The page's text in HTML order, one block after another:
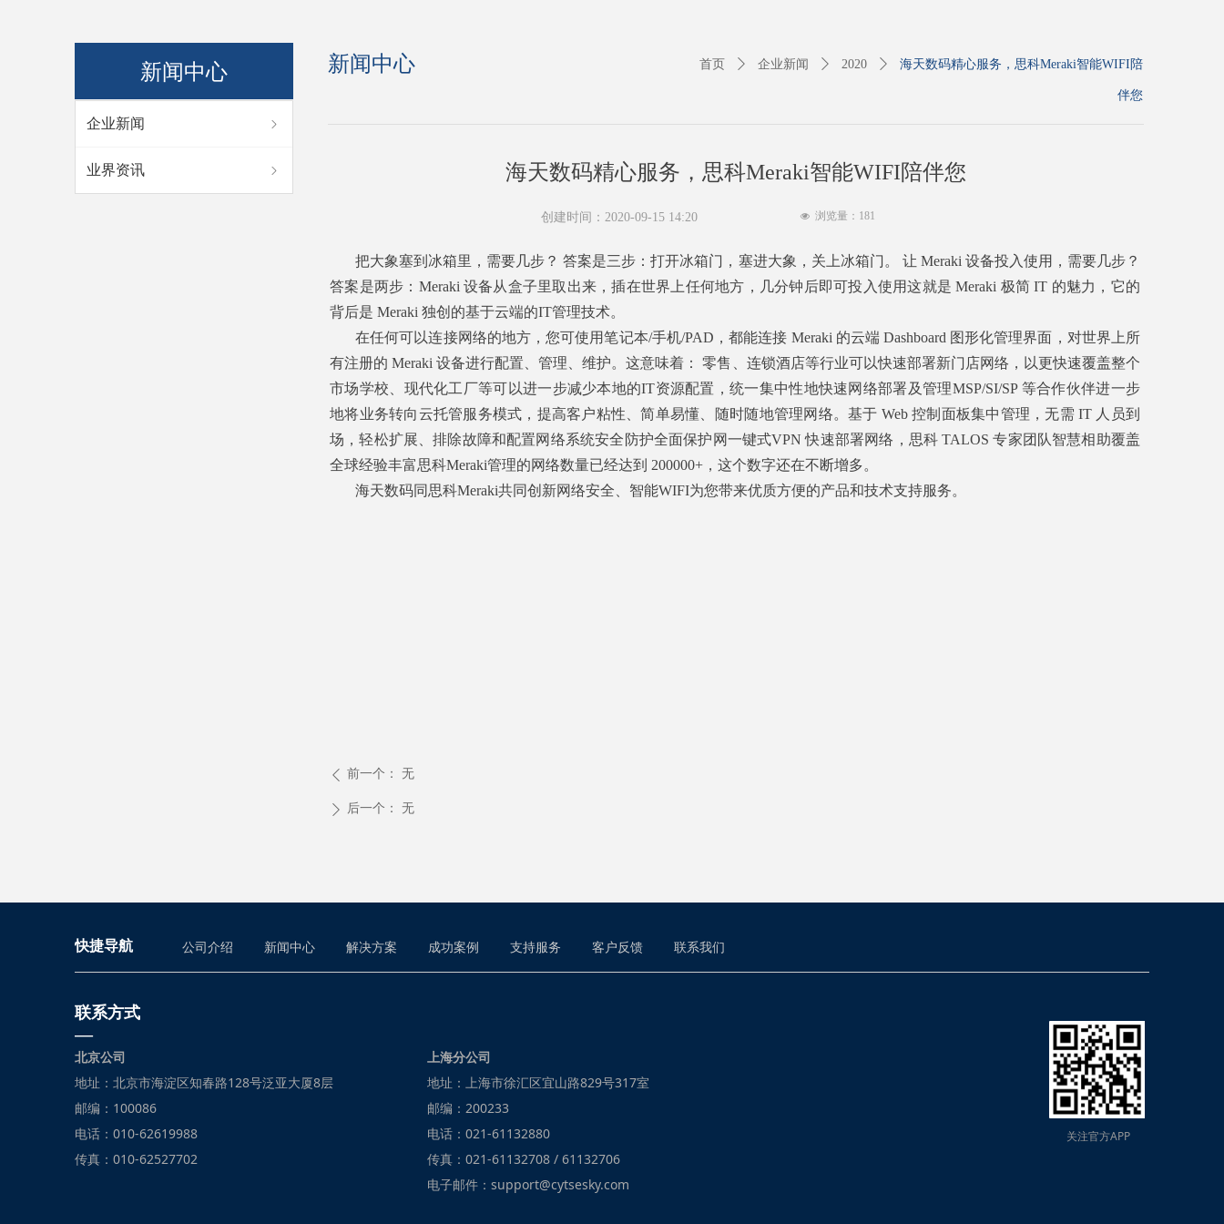
首页 ꄲ 企业新闻 ꄲ 2020 ꄲ 海天数码精心服务，思科Meraki智能WIFI陪
伴您
新闻中心
海天数码精心服务，思科Meraki智能WIFI陪伴您
创建时间： 2020-09-15 14:20 넶 浏览量： 181
把大象塞到冰箱里，需要几步？ 答案是三步：打开冰箱门，塞进大象，关上冰箱门。 让 Meraki 设备投入使用，需要几步？
答案是两步：Meraki 设备从盒子里取出来，插在世界上任何地方，几分钟后即可投入使用这就是 Meraki 极简 IT 的魅力，它的
背后是 Meraki 独创的基于云端的IT管理技术。
在任何可以连接网络的地方，您可使用笔记本/手机/PAD，都能连接 Meraki 的云端 Dashboard 图形化管理界面，对世界上所
有注册的 Meraki 设备进行配置、管理、维护。这意味着： 零售、连锁酒店等行业可以快速部署新门店网络，以更快速覆盖整个
市场学校、现代化工厂等可以进一步减少本地的IT资源配置，统一集中性地快速网络部署及管理MSP/SI/SP 等合作伙伴进一步
地将业务转向云托管服务模式，提高客户粘性、简单易懂、随时随地管理网络。基于 Web 控制面板集中管理，无需 IT 人员到
场，轻松扩展、排除故障和配置网络系统安全防护全面保护网一键式VPN 快速部署网络，思科 TALOS 专家团队智慧相助覆盖
全球经验丰富思科Meraki管理的网络数量已经达到 200000+，这个数字还在不断增多。
海天数码同思科Meraki共同创新网络安全、智能WIFI为您带来优质方便的产品和技术支持服务。
ꄴ 前一个： 无
ꄲ 后一个： 无
新闻中心
ꁇ
企业新闻
ꁇ
业界资讯
快捷导航 公司介绍 新闻中心 解决方案 成功案例 支持服务 客户反馈 联系我们
联系方式
—
北京公司
地址：北京市海淀区知春路128号泛亚大厦8层
邮编：100086
电话：010-62619988
传真：010-62527702
关注官方APP
上海分公司
地址：上海市徐汇区宜山路829号317室
邮编：200233
电话：021-61132880
传真：021-61132708 / 61132706
电子邮件：support@cytsesky.com